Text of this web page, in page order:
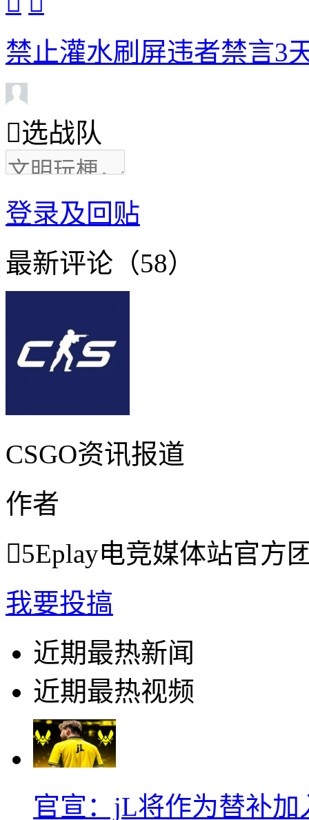
禁止灌水刷屏违者禁言3
选战队
登录及回贴
最新评论（58）
CSGO资讯报道
作者
5Eplay电竞媒体站官方
我要投搞
近期最热新闻
近期最热视频
官宣：jL将作为替补加